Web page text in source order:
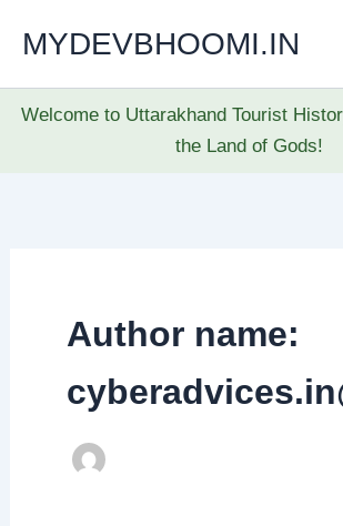
MYDEVBHOOMI.IN
Welcome to Uttarakhand Tourist
the Land of Gods!
Author name: